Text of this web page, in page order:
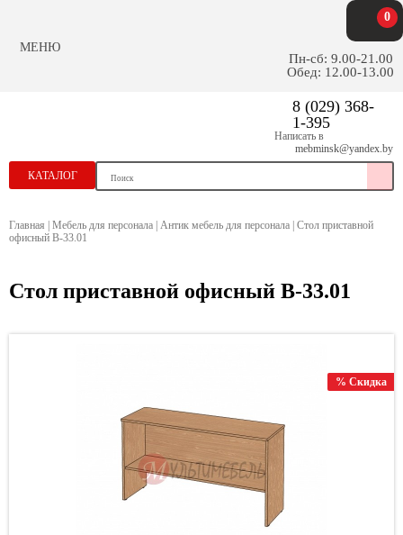
МЕНЮ
Пн-сб: 9.00-21.00
Обед: 12.00-13.00
8 (029) 368-
1-395
Написать в
mebminsk@yandex.by
0
КАТАЛОГ
Главная | Мебель для персонала | Антик мебель для персонала | Стол приставной
офисный В-33.01
Стол приставной офисный В-33.01
% Скидка